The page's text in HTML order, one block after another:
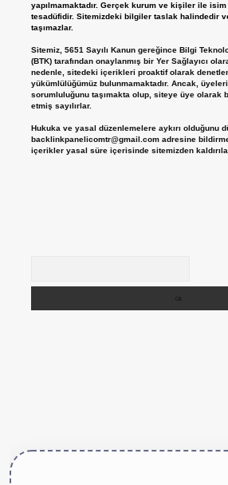
yapılmamaktadır. Gerçek kurum ve kişiler ile
tesadüfidir. Sitemizdeki bilgiler taslak halindedir
taşımazlar.
Sitemiz, 5651 Sayılı Kanun gereğince Bilgi
(BTK) tarafından onaylanmış bir Yer Sağlayıcı
nedenle, sitedeki içerikleri proaktif olarak
yükümlülüğümüz bulunmamaktadır. Ancak,
sorumluluğunu taşımakta olup, siteye üye olarak
etmiş sayılırlar.
Hukuka ve yasal düzenlemelere aykırı olduğunu
backlinkpanelicomtr@gmail.comadresine
içerikler yasal süre içerisinde sitemizden